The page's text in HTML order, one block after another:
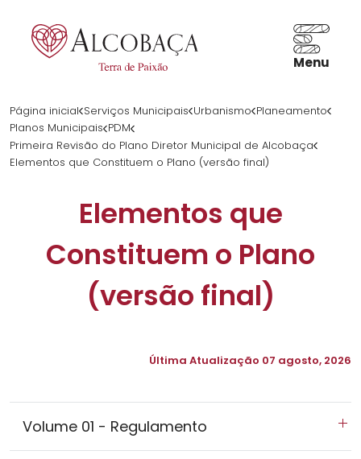
Menu
PT
Página inicial Serviços Municipais Urbanismo Planeamento
Planos Municipais PDM
Primeira Revisão do Plano Diretor Municipal de Alcobaça
Elementos que Constituem o Plano (versão final)
Elementos que
Constituem o Plano
(versão final)
Última Atualização 07 agosto, 2026
Volume 01 - Regulamento